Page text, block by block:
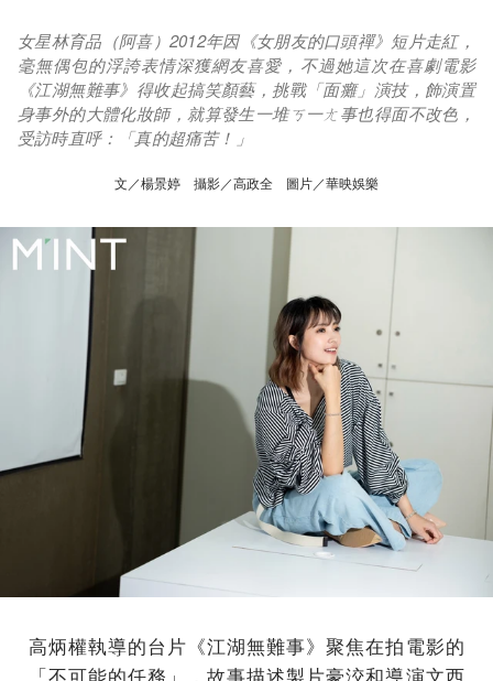
女星林育品（阿喜）2012年因《女朋友的口頭禪》短片走紅，
毫無偶包的浮誇表情深獲網友喜愛，不過她這次在喜劇電影
《江湖無難事》得收起搞笑顏藝，挑戰「面癱」演技，飾演置
身事外的大體化妝師，就算發生一堆ㄎ一ㄤ事也得面不改色，
受訪時直呼：「真的超痛苦！」
文／楊景婷 攝影／高政全 圖片／華映娛樂
高炳權執導的台片《江湖無難事》聚焦在拍電影的
「不可能的任務」，故事描述製片豪洨和導演文西